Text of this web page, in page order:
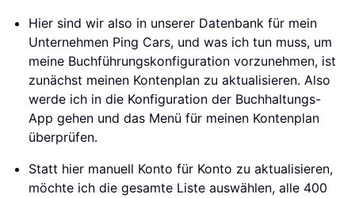
Hier sind wir also in unserer Datenbank für mein
Unternehmen Ping Cars, und was ich tun muss, um
meine Buchführungskonfiguration vorzunehmen, ist
zunächst meinen Kontenplan zu aktualisieren. Also
werde ich in die Konfiguration der Buchhaltungs-
App gehen und das Menü für meinen Kontenplan
überprüfen.
Statt hier manuell Konto für Konto zu aktualisieren,
möchte ich die gesamte Liste auswählen, alle 400